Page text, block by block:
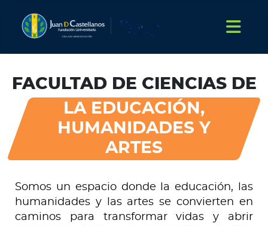
FACULTAD DE CIENCIAS DE
LA EDUCACIÓN,
HUMANIDADES Y
ARTES
Somos un espacio donde la educación, las
humanidades y las artes se convierten en
caminos para transformar vidas y abrir